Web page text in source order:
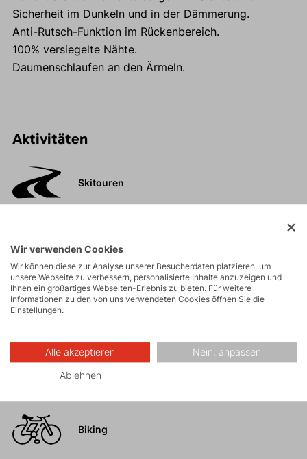
Sicherheit im Dunkeln und in der Dämmerung.
Anti-Rutsch-Funktion im Rückenbereich.
100% versiegelte Nähte.
Daumenschlaufen an den Ärmeln.
Aktivitäten
Skitouren
Felsklettern und
Klettersteige
Trail Running
Biking
Wir verwenden Cookies
Wir können diese zur Analyse unserer Besucherdaten platzieren, um
unsere Webseite zu verbessern, personalisierte Inhalte anzuzeigen und
Ihnen ein großartiges Webseiten-Erlebnis zu bieten. Für weitere
Informationen zu den von uns verwendeten Cookies öffnen Sie die
Einstellungen.
Alle akzeptieren Nein, anpassen
Ablehnen